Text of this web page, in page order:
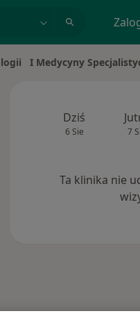
I Medycyny
Dziś
6 Sie 7
Ta klinika nie